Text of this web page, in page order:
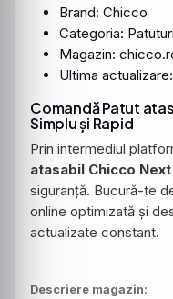
Brand: Chicco
Categoria:
Magazin:
Ultima
Comandă Patut
Simplu și Rapid
Prin intermediul
atasabil Chicco
siguranță. Bucură-te
online optimizată și
actualizate constant.
Descriere magazin: